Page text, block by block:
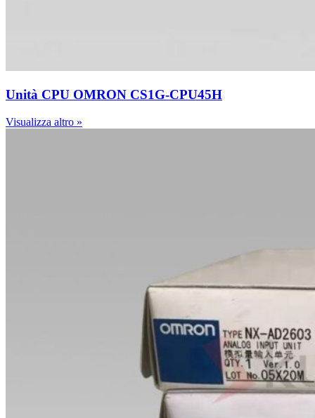
Unità CPU OMRON CS1G-CPU45H
Visualizza altro »